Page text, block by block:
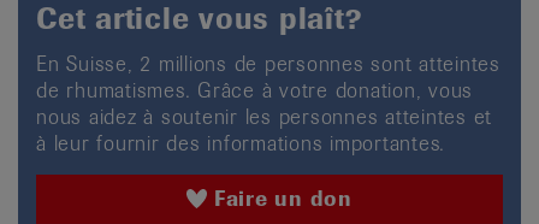
Cet article vous plaît?
En Suisse, 2 millions de personnes sont atteintes
de rhumatismes. Grâce à votre donation, vous
nous aidez à soutenir les personnes atteintes et
à leur fournir des informations importantes.
Faire un don